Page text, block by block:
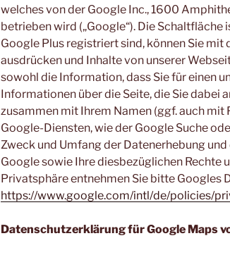
welches von der Google Inc., 1600
betrieben wird („Google“). Die Schaltfläche
Google Plus registriert sind, können Sie mit
ausdrücken und Inhalte von unserer
sowohl die Information, dass Sie für einen
Informationen über die Seite, die Sie dabei
zusammen mit Ihrem Namen (ggf. auch
Google-Diensten, wie der Google Suche
Zweck und Umfang der Datenerhebung
Google sowie Ihre diesbezüglichen
Privatsphäre entnehmen Sie bitte Googles
https://www.google.com/intl/de/policies/
Datenschutzerklärung für Google Maps